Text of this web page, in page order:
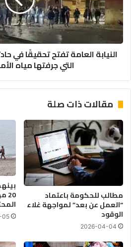
حادثة
وفاة
الطفلة
يسرى
التيالنيابة العامة تفتح تحقيقًا في
التي جرفتها مياه
مقالات ذات صلة
مطالب للحكومة باعتماد
“العمل عن بعد” لمواجهة غلاء
الوقود
2026-04-04
05